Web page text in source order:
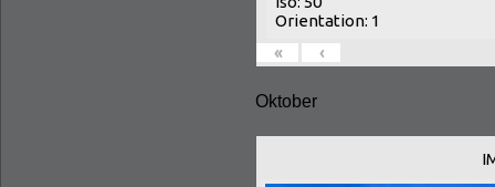
Orientation: 1
«
‹
Oktober